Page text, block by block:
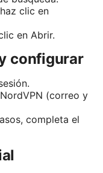
clic en
en Abrir.
configurar
(correo y
completa el